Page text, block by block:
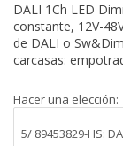
DALI 1Ch LED
constante, 12V-
de DALI o
carcasas:
Hacer una elección: